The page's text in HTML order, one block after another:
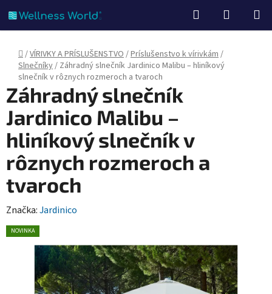
na
obsah
Hľadať
KOŠÍK
Domov
/VÍRIVKY A PRÍSLUŠENSTVO/Príslušenstvo k vírivkám/
Slnečníky/ Záhradný slnečník Jardinico Malibu – hliníkový
slnečník v rôznych rozmeroch a tvaroch
Záhradný slnečník
Jardinico Malibu –
hliníkový slnečník v
rôznych rozmeroch a
tvaroch
Značka:Jardinico
NOVINKA